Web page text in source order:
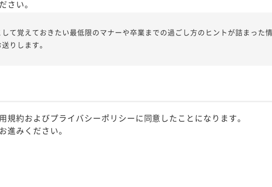
さい。
して覚えておきたい最低限のマナーや卒業までの過ごし方のヒントが詰まった
りします。
規約およびプライバシーポリシーに同意したことになります。
進みください。